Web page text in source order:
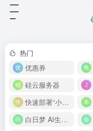
热门
优惠券
硅云服务器
快速部署“小龙虾”
白日梦 AI生成50分钟视频